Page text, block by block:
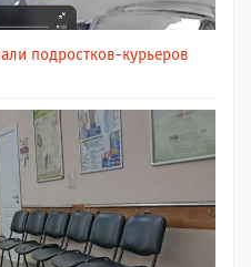
подростков-курьеров